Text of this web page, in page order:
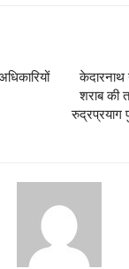
केदारनाथ
शराब की
रुद्रप्रयाग